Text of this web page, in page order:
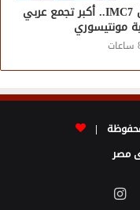
انطلاق IMC7.. أكبر تجمع عربي
مونتيسوري
مصر
انستقرام